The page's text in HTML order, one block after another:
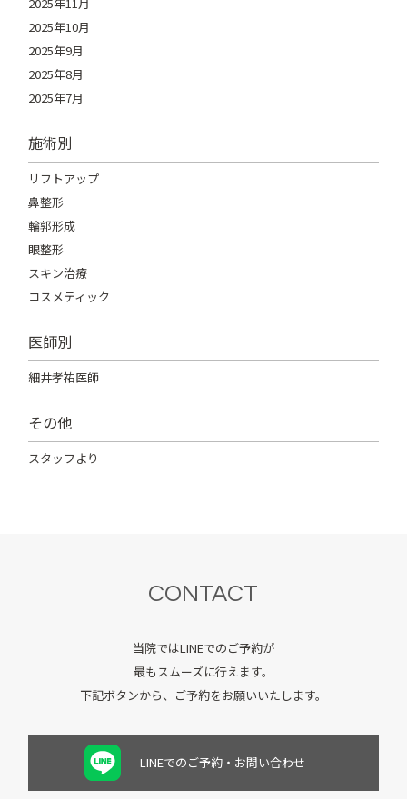
2025年10月
2025年9月
2025年8月
2025年7月
施術別
リフトアップ
鼻整形
輪郭形成
眼整形
スキン治療
コスメティック
医師別
細井孝祐医師
その他
スタッフより
CONTACT
当院ではLINEでのご予約が
最もスムーズに行えます。
下記ボタンから、ご予約をお願いいたします。
LINEでのご予約・お問い合わせ